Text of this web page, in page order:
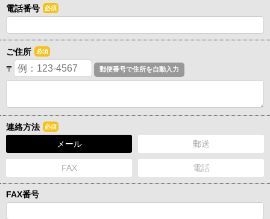
電話番号 必須
ご住所 必須
〒
連絡方法 必須
メール 郵送
FAX 電話
FAX番号